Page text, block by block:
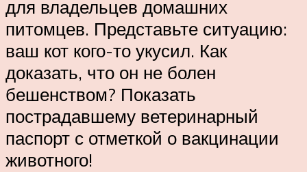
для владельцев домашних
питомцев. Представьте ситуацию:
ваш кот кого-то укусил. Как
доказать, что он не болен
бешенством? Показать
пострадавшему ветеринарный
паспорт с отметкой о вакцинации
животного!